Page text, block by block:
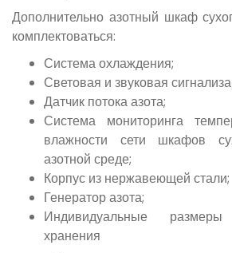
Дополнительно азотный шкаф
комплектоваться:
Система охлаждения;
Световая и звуковая
Датчик потока азота;
Система мониторинга
влажности сети шкафов
азотной среде;
Корпус из нержавеющей стали;
Генератор азота;
Индивидуальные
хранения